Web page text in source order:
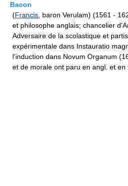
Bacon
(Francis, baron Verulam) (1561 -
et philosophe anglais; chancelier
Adversaire de la scolastique et
expérimentale dans Instauratio
l'induction dans Novum Organum
et de morale ont paru en angl. et